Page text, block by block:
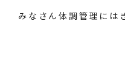
みなさん体調管理には